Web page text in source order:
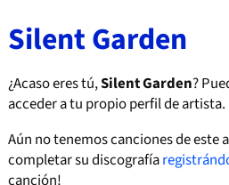
Silent Garden
¿Acaso eres tú,Silent Garden?
acceder a tu propio perfil de artista.
Aún no tenemos canciones de este
completar su discografía
canción!